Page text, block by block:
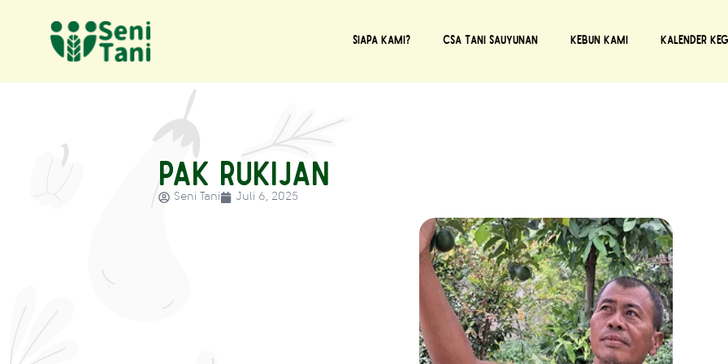
Siapa Kami? CSA Tani Sauyunan Kebun Kami Kalender
Pak Rukijan
Seni Tani Juli 6, 2025